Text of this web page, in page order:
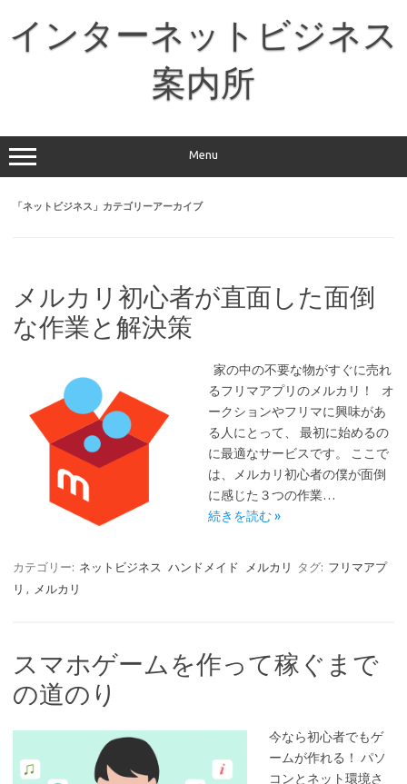
インターネットビジネス
案内所
Menu
「ネットビジネス 」カテゴリーアーカイブ
メルカリ初心者が直面した面倒
な作業と解決策
家の中の不要な物がすぐに売れ
るフリマアプリのメルカリ！ オ
ークションやフリマに興味があ
る人にとって、 最初に始めるの
に最適なサービスです。 ここで
は、メルカリ初心者の僕が面倒
に感じた３つの作業…
続きを読む »
カテゴリー: ネットビジネス ハンドメイド メルカリ タグ: フリマアプ
リ , メルカリ
スマホゲームを作って稼ぐまで
の道のり
今なら初心者でもゲ
ームが作れる！ パソ
コンとネット環境さ